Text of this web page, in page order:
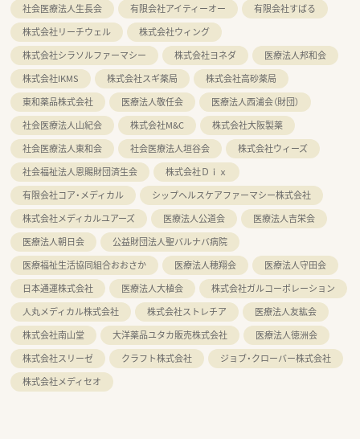
社会医療法人生長会
有限会社アイティーオー
有限会社すばる
株式会社リーチウェル
株式会社ウィング
株式会社シラソルファーマシー
株式会社ヨネダ
医療法人邦和会
株式会社IKMS
株式会社スギ薬局
株式会社高砂薬局
東和薬品株式会社
医療法人敬任会
医療法人西浦会（財団）
社会医療法人山紀会
株式会社M&C
株式会社大阪製薬
社会医療法人東和会
社会医療法人垣谷会
株式会社ウィーズ
社会福祉法人恩賜財団済生会
株式会社Ｄｉｘ
有限会社コア・メディカル
シップヘルスケアファーマシー株式会社
株式会社メディカルユアーズ
医療法人公道会
医療法人吉栄会
医療法人朝日会
公益財団法人聖バルナバ病院
医療福祉生活協同組合おおさか
医療法人穂翔会
医療法人守田会
日本通運株式会社
医療法人大植会
株式会社ガルコーポレーション
人丸メディカル株式会社
株式会社ストレチア
医療法人友紘会
株式会社南山堂
大洋薬品ユタカ販売株式会社
医療法人徳洲会
株式会社スリーゼ
クラフト株式会社
ジョブ・クローバー株式会社
株式会社メディセオ